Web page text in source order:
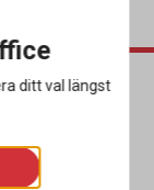
ditt val längst